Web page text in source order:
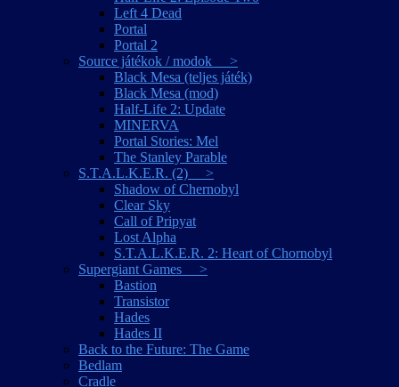
Left 4 Dead
Portal
Portal 2
Source játékok / modok >
Black Mesa (teljes játék)
Black Mesa (mod)
Half-Life 2: Update
MINERVA
Portal Stories: Mel
The Stanley Parable
S.T.A.L.K.E.R. (2) >
Shadow of Chernobyl
Clear Sky
Call of Pripyat
Lost Alpha
S.T.A.L.K.E.R. 2: Heart of Chornobyl
Supergiant Games >
Bastion
Transistor
Hades
Hades II
Back to the Future: The Game
Bedlam
Cradle